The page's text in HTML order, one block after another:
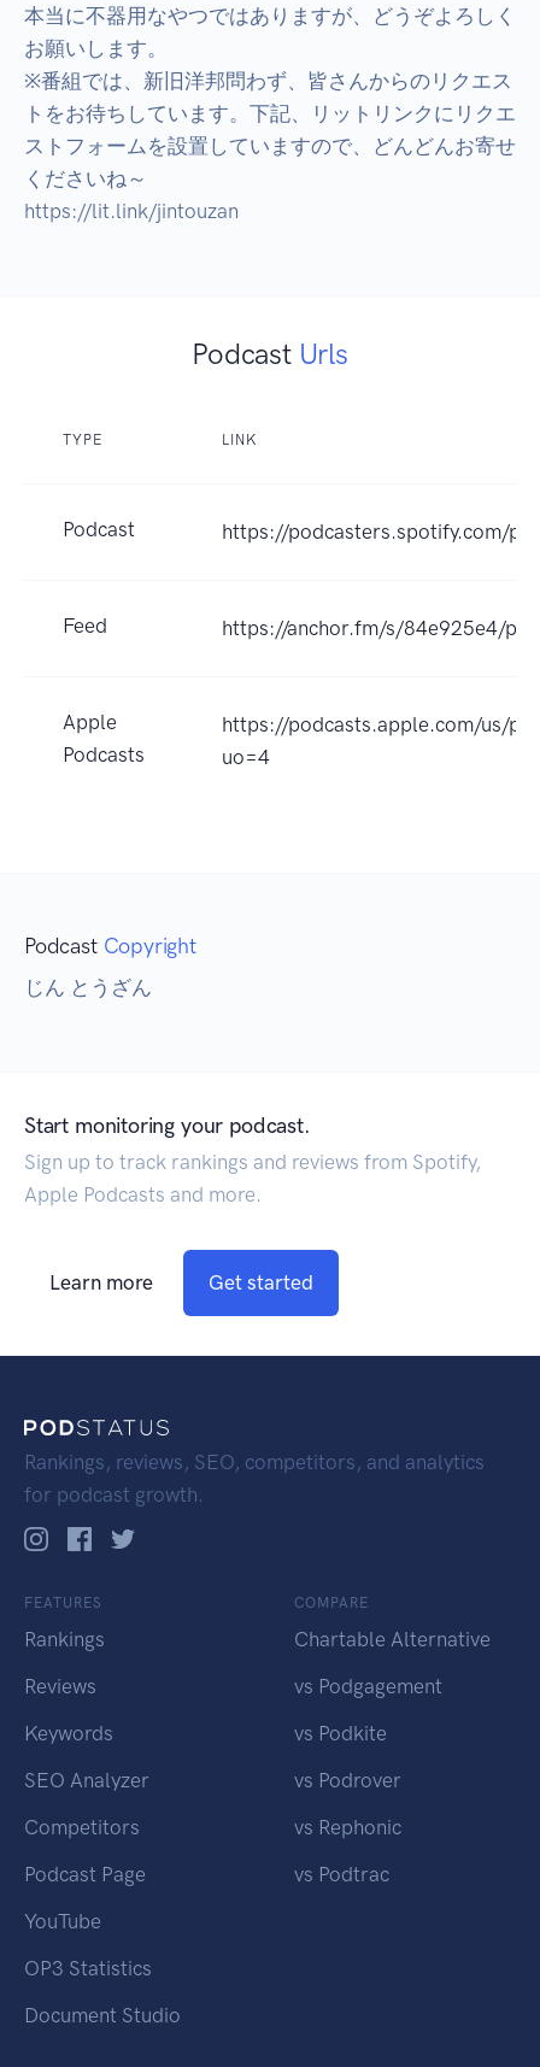
本当に不器用なやつではありますが、どうぞよろしく
お願いします。
※番組では、新旧洋邦問わず、皆さんからのリクエス
トをお待ちしています。下記、リットリンクにリクエ
ストフォームを設置していますので、どんどんお寄せ
くださいね～
https://lit.link/jintouzan
Podcast Urls
TYPE LINK
Podcast https://podcasters.spotify.com/
Feed https://anchor.fm/s/84e925e4/
Apple
Podcasts
https://podcasts.apple.com/us/
uo=4
Podcast Copyright
じん とうざん
Start monitoring your podcast.
Sign up to track rankings and reviews from Spotify,
Apple Podcasts and more.
Learn more Get started
Rankings, reviews, SEO, competitors, and analytics
for podcast growth.
FEATURES
Rankings
Reviews
Keywords
SEO Analyzer
Competitors
Podcast Page
YouTube
OP3 Statistics
Document Studio
COMPARE
Chartable Alternative
vs Podgagement
vs Podkite
vs Podrover
vs Rephonic
vs Podtrac